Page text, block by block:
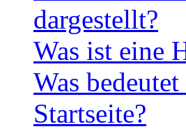
dargestellt?
Was ist eine
Was
Startseite?